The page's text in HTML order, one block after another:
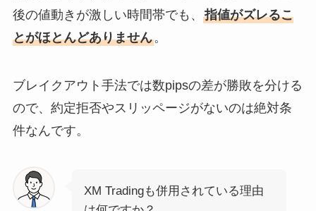
後の値動きが激しい時間帯でも、 指値がズレるこ
とがほとんどありません。
ブレイクアウト手法では数pipsの差が勝敗を分ける
ので、約定拒否やスリッページがないのは絶対条
件なんです。
XM Tradingも併用されている理由